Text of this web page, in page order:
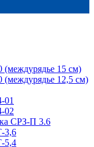
(междурядье 15 см)
(междурядье 12,5 см)
01
02
СРЗ-П 3.6
3,6
5,4